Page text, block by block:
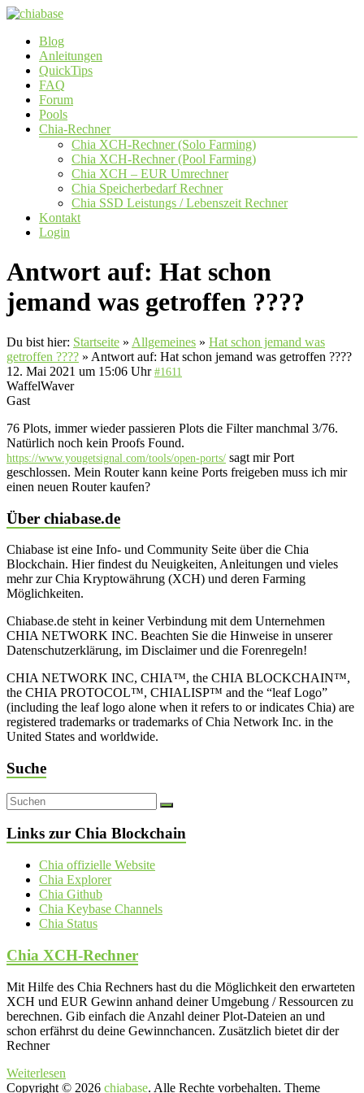
Zum
springen
chiabase
CHIA
Info-
Community
Seite
Menü
Blog
Anleitungen
QuickTips
FAQ
Forum
Pools
Chia-Rechner
Chia XCH-Rechner (Solo Farming)
Chia XCH-Rechner (Pool Farming)
Chia XCH – EUR Umrechner
Chia Speicherbedarf Rechner
Chia SSD Leistungs / Lebenszeit Rechner
Kontakt
Login
Antwort auf: Hat schon
jemand was getroffen ????
Du bist hier: Startseite » Allgemeines » Hat schon jemand was
getroffen ???? » Antwort auf: Hat schon jemand was getroffen ????
12. Mai 2021 um 15:06 Uhr #1611
WaffelWaver
Gast
76 Plots, immer wieder passieren Plots die Filter manchmal 3/76.
Natürlich noch kein Proofs Found.
https://www.yougetsignal.com/tools/open-ports/ sagt mir Port
geschlossen. Mein Router kann keine Ports freigeben muss ich mir
einen neuen Router kaufen?
Über chiabase.de
Chiabase ist eine Info- und Community Seite über die Chia
Blockchain. Hier findest du Neuigkeiten, Anleitungen und vieles
mehr zur Chia Kryptowährung (XCH) und deren Farming
Möglichkeiten.
Chiabase.de steht in keiner Verbindung mit dem Unternehmen
CHIA NETWORK INC. Beachten Sie die Hinweise in unserer
Datenschutzerklärung, im Disclaimer und die Forenregeln!
CHIA NETWORK INC, CHIA™, the CHIA BLOCKCHAIN™,
the CHIA PROTOCOL™, CHIALISP™ and the “leaf Logo”
(including the leaf logo alone when it refers to or indicates Chia) are
registered trademarks or trademarks of Chia Network Inc. in the
United States and worldwide.
Suche
Links zur Chia Blockchain
Chia offizielle Website
Chia Explorer
Chia Github
Chia Keybase Channels
Chia Status
Chia XCH-Rechner
Mit Hilfe des Chia Rechners hast du die Möglichkeit den erwarteten
XCH und EUR Gewinn anhand deiner Umgebung / Ressourcen zu
berechnen. Gib einfach die Anzahl deiner Plot-Dateien an und
schon erfährst du deine Gewinnchancen. Zusätzlich bietet dir der
Rechner
Weiterlesen
Copyright © 2026 chiabase. Alle Rechte vorbehalten. Theme